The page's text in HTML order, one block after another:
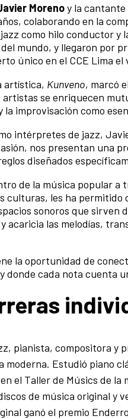
Morenoy la cantante
colaborando en la
como hilo conductor y
mundo, y llegaron por
único en el CCE Lima
artística, Kunveno, marcó
artistas se enriquecen
improvisación como
intérpretes de jazz,
nos presentan una
diseñados
de la música popular a
culturas, les ha
sonoros que sirven
acaricia las melodías,
la oportunidad de
donde cada nota cuenta
pianista, compositora y
moderna. Estudió piano
el Taller de Músics de
de música original y
ganó el premio